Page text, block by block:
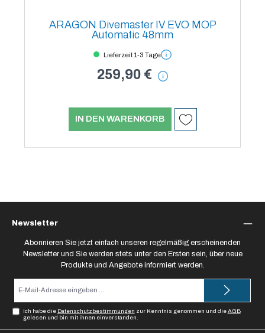
ARAGON Divemaster IV EVO MOP
Automatic 48mm
Lieferzeit 1-3 Tage
259,90 €
IN DEN WARENKORB
Newsletter
Abonnieren Sie jetzt einfach unseren regelmäßig erscheinenden
Newsletter und Sie werden stets unter den Ersten sein, über neue
Produkte und Angebote informiert werden.
Ich habe die Datenschutzbestimmungen zur Kenntnis genommen und dieAGB
gelesen und bin mit ihnen einverstanden.